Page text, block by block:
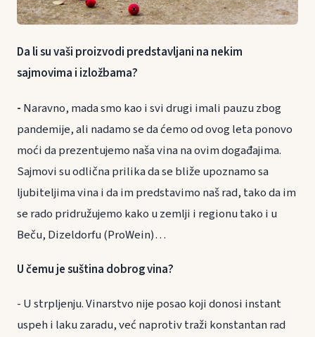
Da li su vaši proizvodi predstavljani na nekim
sajmovima i izložbama?
- Naravno, mada smo kao i svi drugi imali pauzu zbog
pandemije, ali nadamo se da ćemo od ovog leta ponovo
moći da prezentujemo naša vina na ovim događajima.
Sajmovi su odlična prilika da se bliže upoznamo sa
ljubiteljima vina i da im predstavimo naš rad, tako da im
se rado pridružujemo kako u zemlji i regionu tako i u
Beču, Dizeldorfu (ProWein)…
U čemu je suština dobrog vina?
- U strpljenju. Vinarstvo nije posao koji donosi instant
uspeh i laku zaradu, već naprotiv traži konstantan rad